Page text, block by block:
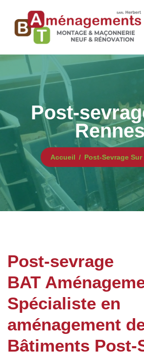
Post-
Accueil Post-Sevrage Sur
Post-sevrage
BAT
Spécialiste en
aménagement
Bâtiments Post-